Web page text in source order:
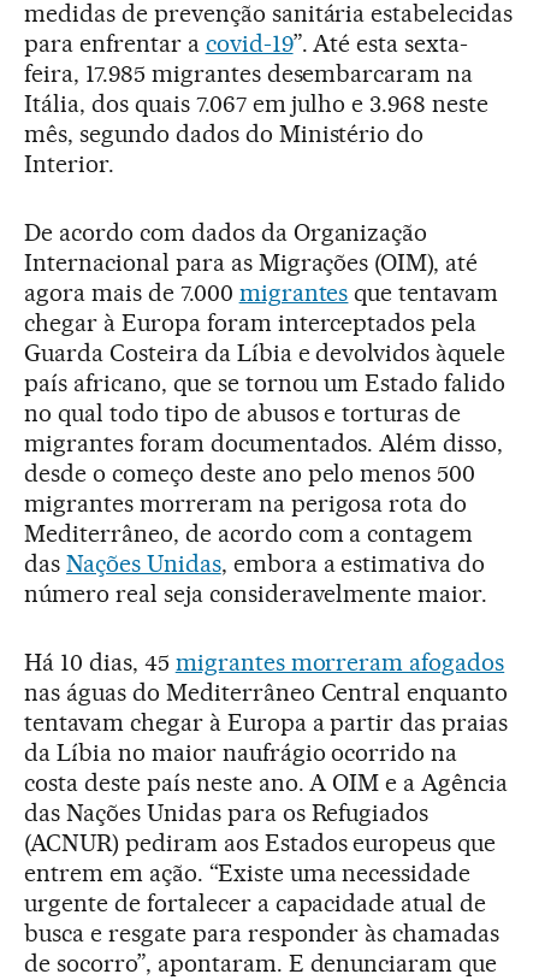
medidas de prevenção sanitária estabelecidas
para enfrentar a covid-19”. Até esta sexta-
feira, 17.985 migrantes desembarcaram na
Itália, dos quais 7.067 em julho e 3.968 neste
mês, segundo dados do Ministério do
Interior.
De acordo com dados da Organização
Internacional para as Migrações (OIM), até
agora mais de 7.000 migrantes que tentavam
chegar à Europa foram interceptados pela
Guarda Costeira da Líbia e devolvidos àquele
país africano, que se tornou um Estado falido
no qual todo tipo de abusos e torturas de
migrantes foram documentados. Além disso,
desde o começo deste ano pelo menos 500
migrantes morreram na perigosa rota do
Mediterrâneo, de acordo com a contagem
das Nações Unidas, embora a estimativa do
número real seja consideravelmente maior.
Há 10 dias, 45 migrantes morreram afogados
nas águas do Mediterrâneo Central enquanto
tentavam chegar à Europa a partir das praias
da Líbia no maior naufrágio ocorrido na
costa deste país neste ano. A OIM e a Agência
das Nações Unidas para os Refugiados
(ACNUR) pediram aos Estados europeus que
entrem em ação. “Existe uma necessidade
urgente de fortalecer a capacidade atual de
busca e resgate para responder às chamadas
de socorro”, apontaram. E denunciaram que